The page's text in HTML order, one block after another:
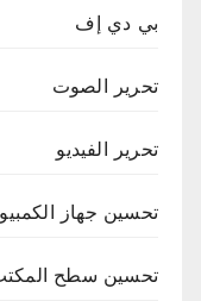
بي دي إف
تحرير الصوت
تحرير الفيديو
تحسين جهاز
تحسين سطح